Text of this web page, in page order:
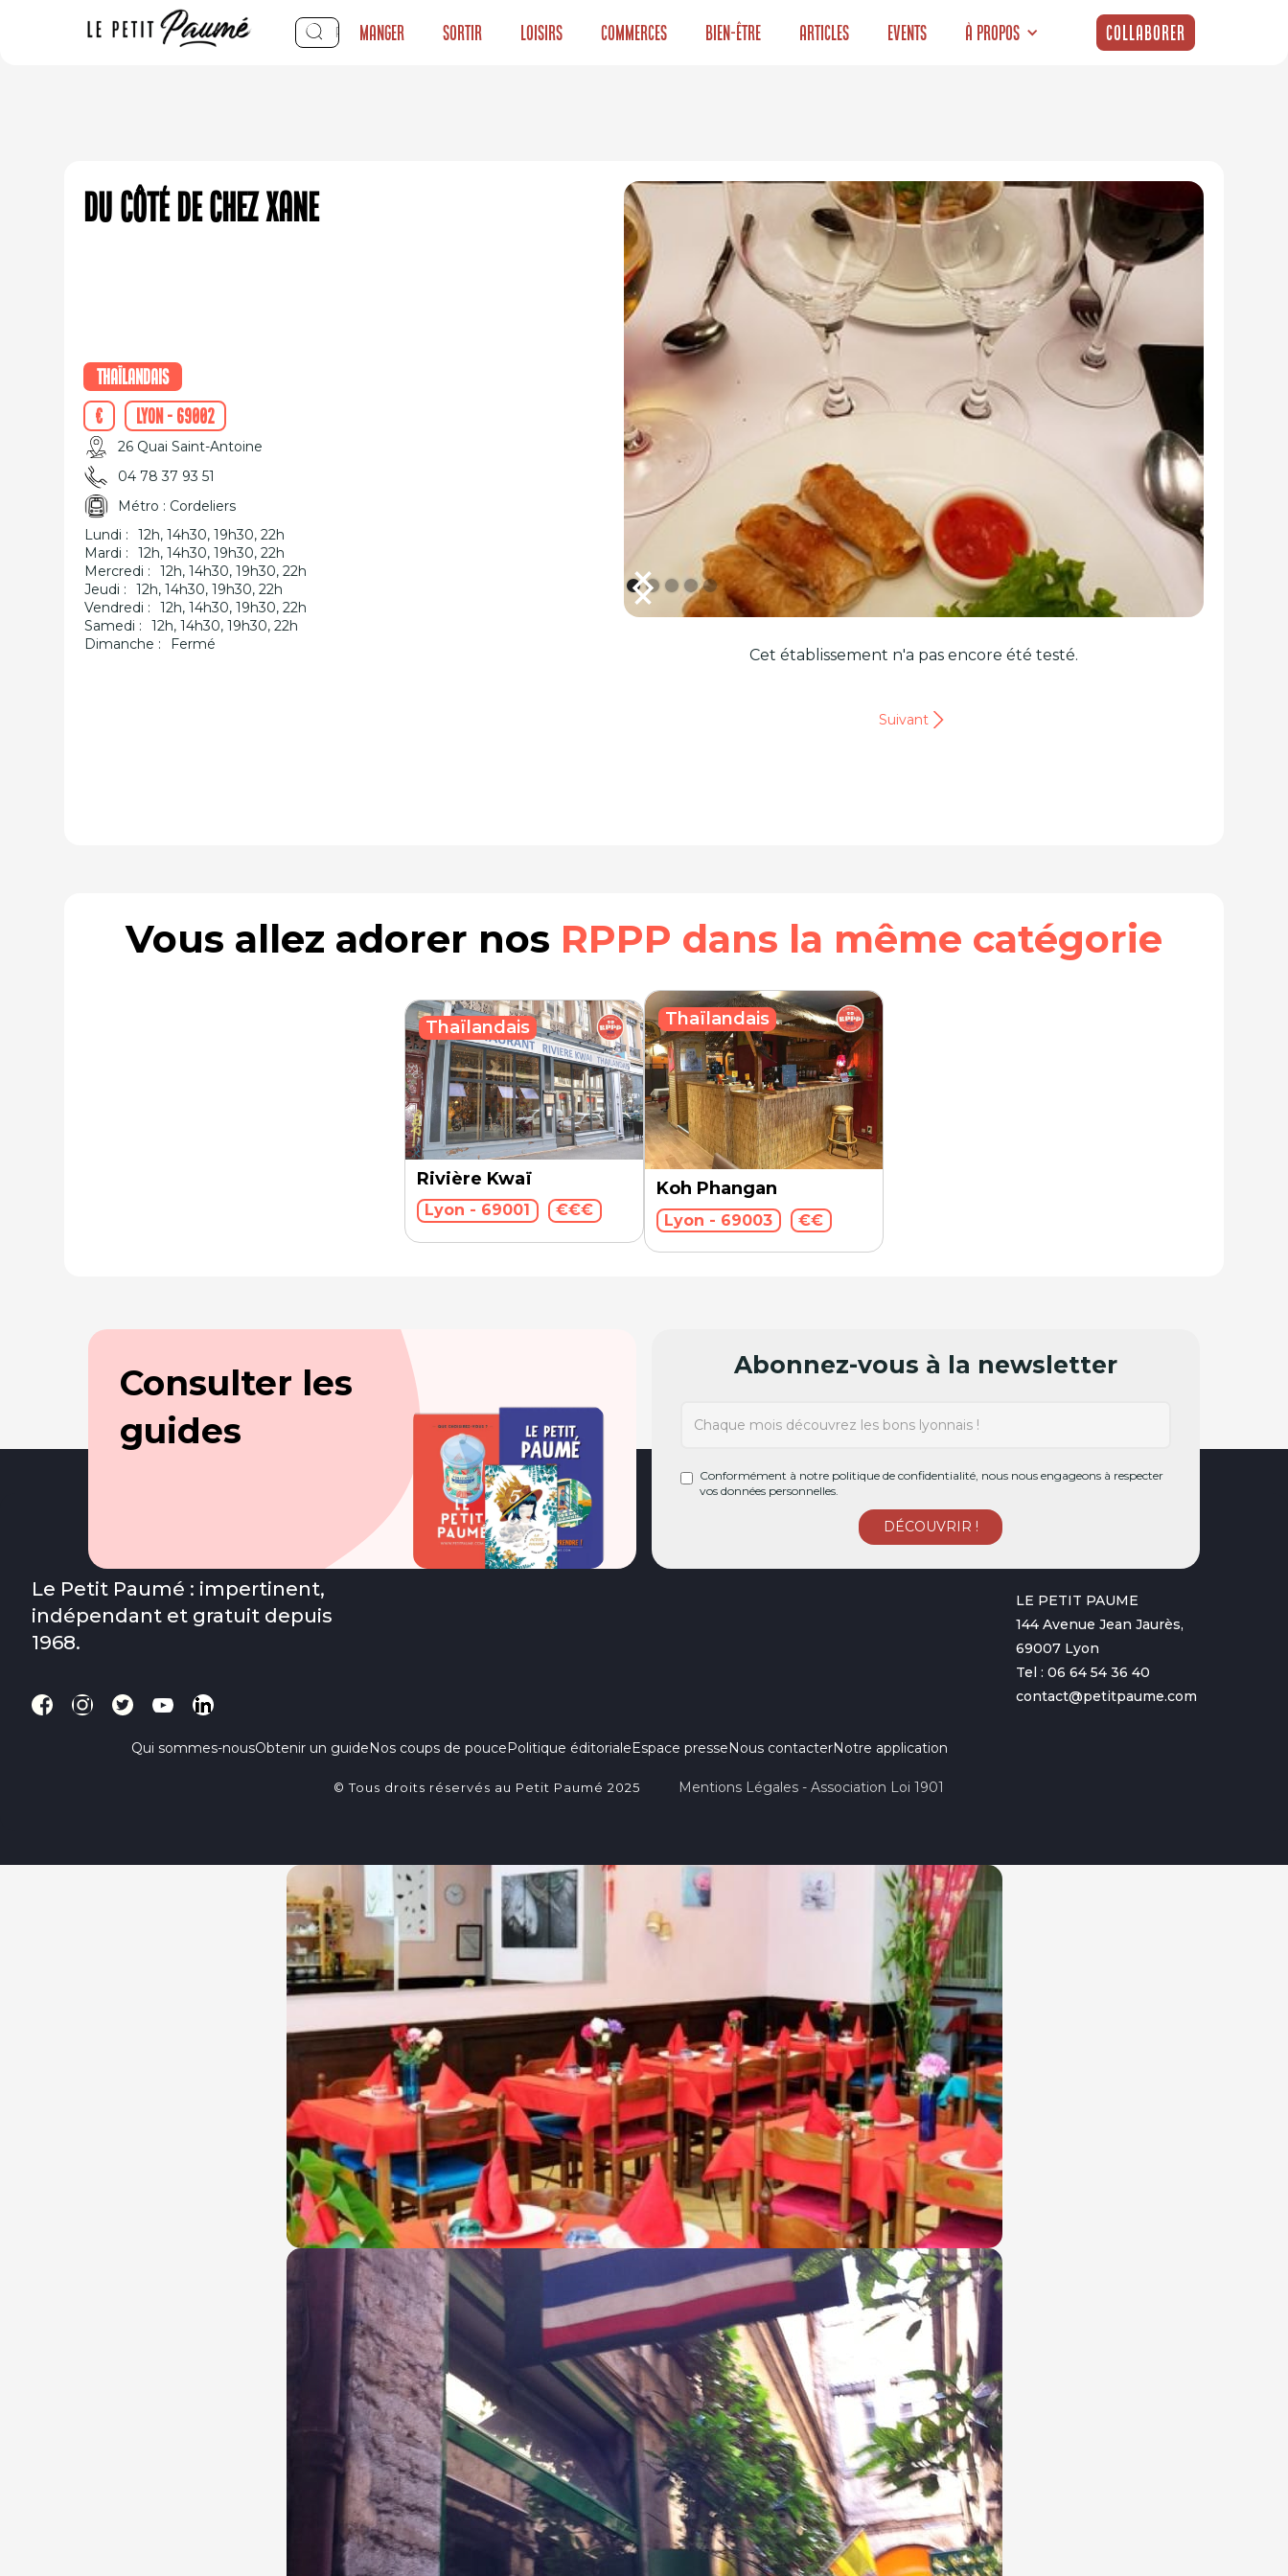
Manger Sortir Loisirs Commerces Bien-être Articles Events À propos Collaborer
Du Côté de Chez Xane
Thaïlandais
€
Lyon - 69002
26 Quai Saint-Antoine
04 78 37 93 51
Métro : Cordeliers
Lundi :
12h, 14h30, 19h30, 22h
Mardi :
12h, 14h30, 19h30, 22h
Mercredi :
12h, 14h30, 19h30, 22h
Jeudi :
12h, 14h30, 19h30, 22h
Vendredi :
12h, 14h30, 19h30, 22h
Samedi :
12h, 14h30, 19h30, 22h
Dimanche :
Fermé
Cet établissement n'a pas encore été testé.
Suivant
Vous allez adorer nos RPPP dans la même catégorie
Rivière Kwaï
Lyon - 69001 €€€
Thaïlandais
Koh Phangan
Lyon - 69003 €€
Thaïlandais
Consulter les
guides
Abonnez-vous à la newsletter
Conformément à notre politique de confidentialité, nous nous engageons à respecter
vos données personnelles.
Le Petit Paumé : impertinent,
indépendant et gratuit depuis
1968.
Qui sommes-nousObtenir un guideNos coups de poucePolitique éditorialeEspace presseNous contacterNotre application
LE PETIT PAUME
144 Avenue Jean Jaurès,
69007 Lyon
Tel : 06 64 54 36 40
contact@petitpaume.com
© Tous droits réservés au Petit Paumé 2025 Mentions Légales - Association Loi 1901